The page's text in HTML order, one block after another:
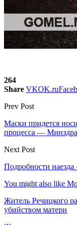
264
Share VKOK.ru
Prev Post
Маски придется
процесса —
Next Post
Подробности
You might also like
Житель Речицкого
убийством матери